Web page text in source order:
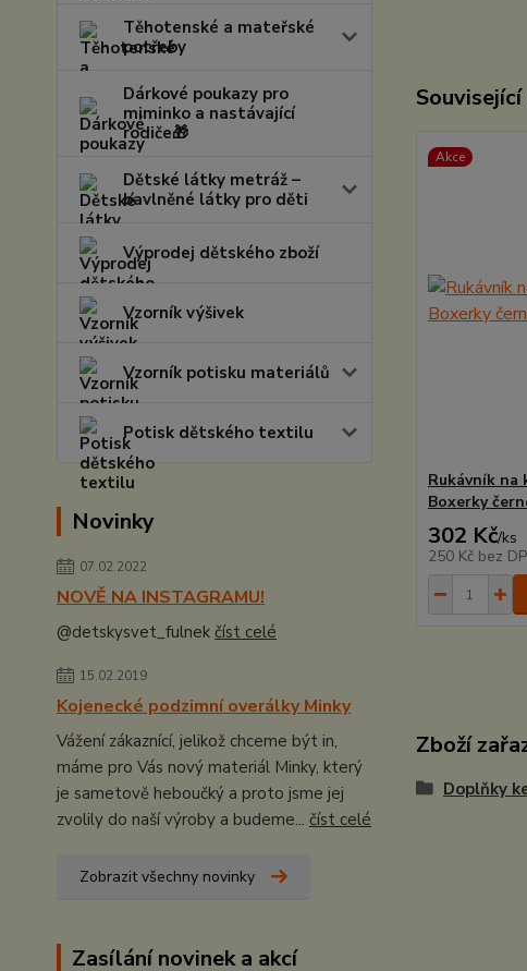
Těhotenské a mateřské
potřeby
Dárkové poukazy pro
miminko a nastávající
rodiče🎁
Dětské látky metráž –
bavlněné látky pro děti
Výprodej dětského zboží
Vzorník výšivek
Vzorník potisku materiálů
Potisk dětského textilu
Novinky
07.02.2022
NOVĚ NA INSTAGRAMU!
@detskysvet_fulnek číst celé
15.02.2019
Kojenecké podzimní overálky Minky
Vážení zákaznící, jelikož chceme být in,
máme pro Vás nový materiál Minky, který
je sametově heboučký a proto jsme jej
zvolily do naší výroby a budeme... číst celé
Zobrazit všechny novinky
Zasílání novinek a akcí
Akce
Rukávník na
Boxerky
302 Kč/ks
250 Kč bez
Zboží
Doplňky